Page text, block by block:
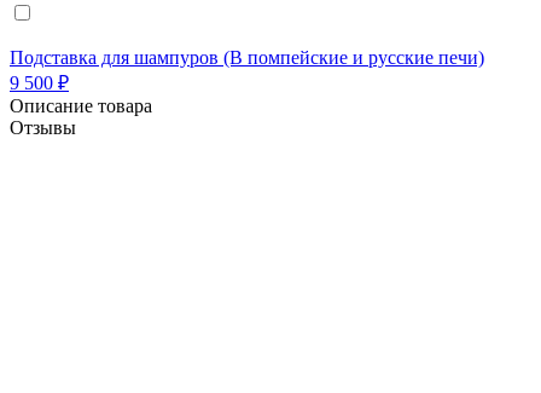
Подставка для шампуров (В помпейские и русские печи)
9 500 ₽
Описание товара
Отзывы